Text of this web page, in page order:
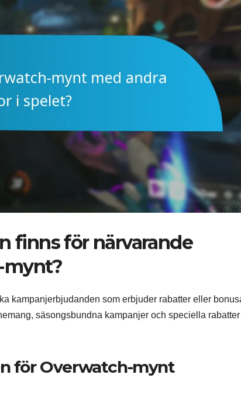
finns för närvarande
mynt?
kampanjerbjudanden som erbjuder rabatter eller
säsongsbundna kampanjer och speciella
för Overwatch-mynt